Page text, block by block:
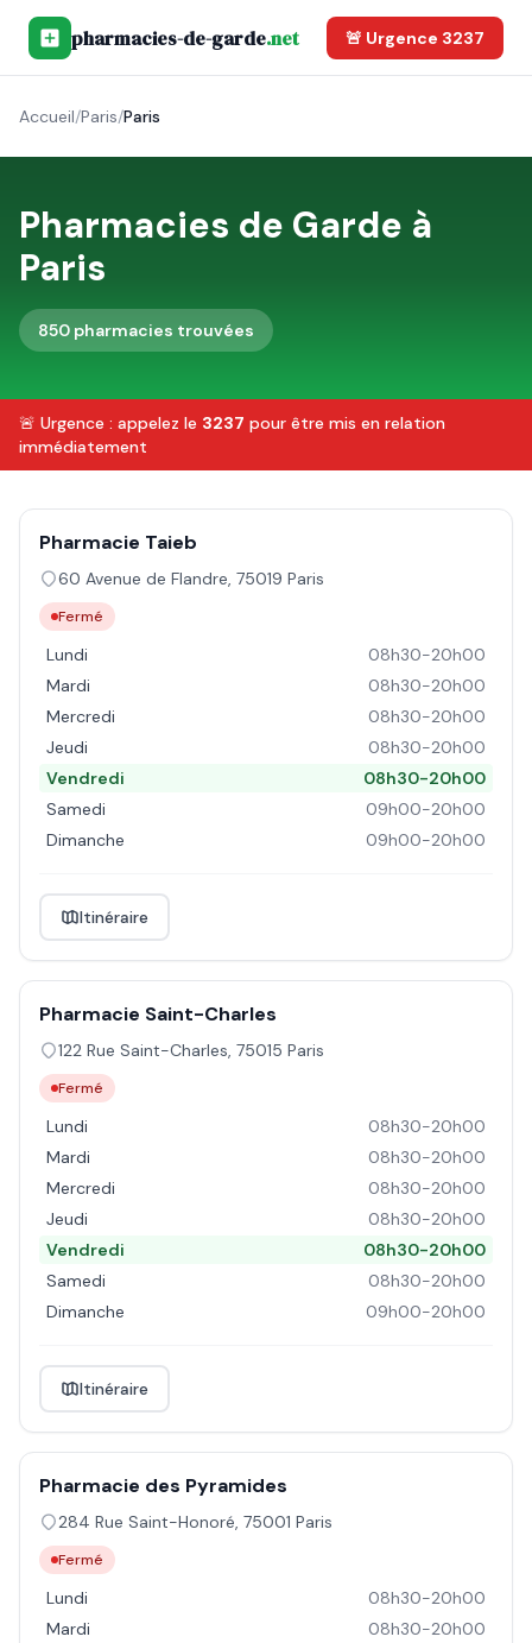
pharmacies-de-garde.net 🚨 Urgence 3237
Accueil/Paris/Paris
Pharmacies de Garde à
Paris
850 pharmacies trouvées
🚨 Urgence : appelez le 3237 pour être mis en relation
immédiatement
Pharmacie Taieb
60 Avenue de Flandre, 75019 Paris
Fermé
Lundi
08h30-20h00
Mardi
08h30-20h00
Mercredi
08h30-20h00
Jeudi
08h30-20h00
Vendredi
08h30-20h00
Samedi
09h00-20h00
Dimanche
09h00-20h00
Itinéraire
Pharmacie Saint-Charles
122 Rue Saint-Charles, 75015 Paris
Fermé
Lundi
08h30-20h00
Mardi
08h30-20h00
Mercredi
08h30-20h00
Jeudi
08h30-20h00
Vendredi
08h30-20h00
Samedi
08h30-20h00
Dimanche
09h00-20h00
Itinéraire
Pharmacie des Pyramides
284 Rue Saint-Honoré, 75001 Paris
Fermé
Lundi
08h30-20h00
Mardi
08h30-20h00